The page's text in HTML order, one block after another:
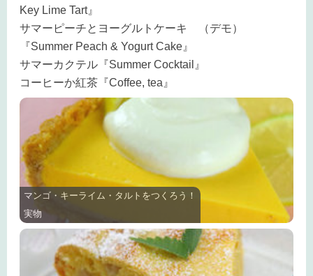
Key Lime Tart』
サマーピーチとヨーグルトケーキ （デモ）
『Summer Peach & Yogurt Cake』
サマーカクテル『Summer Cocktail』
コーヒーか紅茶『Coffee, tea』
マンゴ・キーライム・タルトをつくろう！
実物